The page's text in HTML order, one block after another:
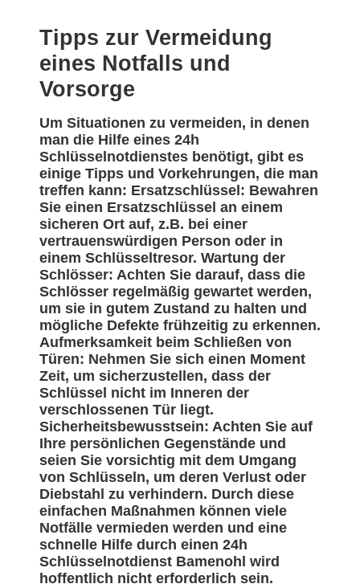
Tipps zur Vermeidung
eines Notfalls und
Vorsorge
Um Situationen zu vermeiden, in denen
man die Hilfe eines 24h
Schlüsselnotdienstes benötigt, gibt es
einige Tipps und Vorkehrungen, die man
treffen kann: Ersatzschlüssel: Bewahren
Sie einen Ersatzschlüssel an einem
sicheren Ort auf, z.B. bei einer
vertrauenswürdigen Person oder in
einem Schlüsseltresor. Wartung der
Schlösser: Achten Sie darauf, dass die
Schlösser regelmäßig gewartet werden,
um sie in gutem Zustand zu halten und
mögliche Defekte frühzeitig zu erkennen.
Aufmerksamkeit beim Schließen von
Türen: Nehmen Sie sich einen Moment
Zeit, um sicherzustellen, dass der
Schlüssel nicht im Inneren der
verschlossenen Tür liegt.
Sicherheitsbewusstsein: Achten Sie auf
Ihre persönlichen Gegenstände und
seien Sie vorsichtig mit dem Umgang
von Schlüsseln, um deren Verlust oder
Diebstahl zu verhindern. Durch diese
einfachen Maßnahmen können viele
Notfälle vermieden werden und eine
schnelle Hilfe durch einen 24h
Schlüsselnotdienst Bamenohl wird
hoffentlich nicht erforderlich sein.